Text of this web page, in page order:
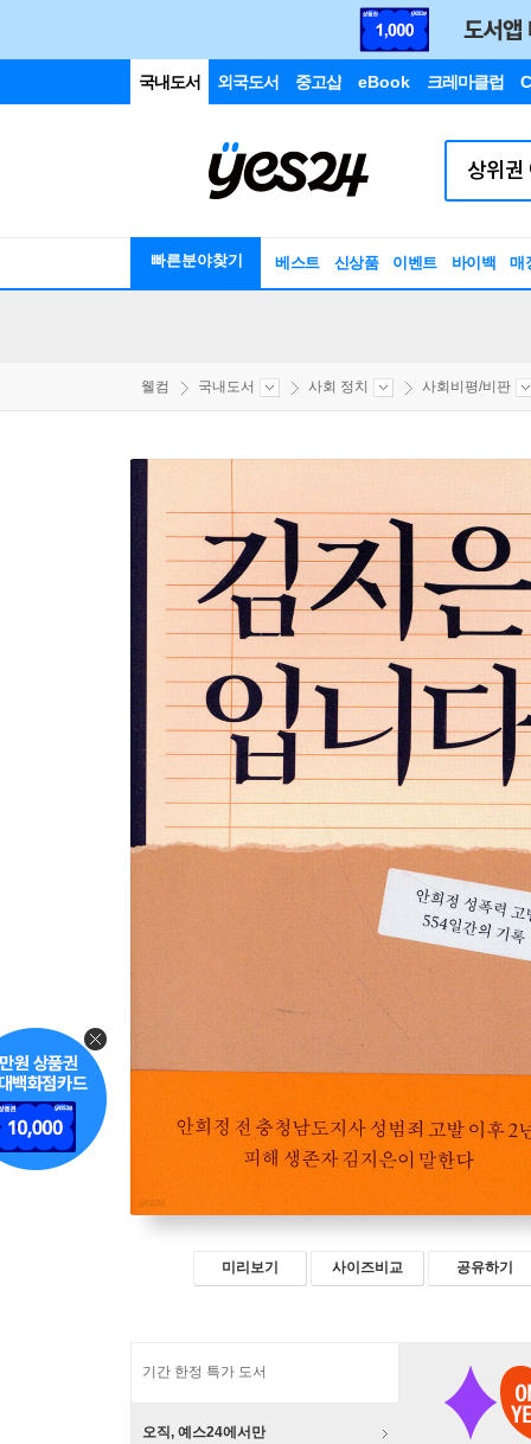
국내도서 외국도서 중고샵 eBook 크레마클럽
빠른분야찾기 베스트 신상품 이벤트 바이백 매
웰컴 국내도서 사회 정치 사회비평/비판
미리보기 사이즈비교 공유하기
기간 한정 특가 도서
오직, 예스24에서만